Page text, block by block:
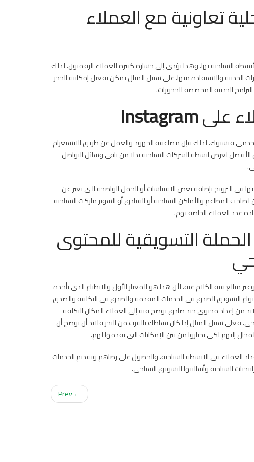
تعاونية مع العملاء
السياحية بها، وهذا يؤدي إلى خسارة كبيرة للعملاء الرقميون، لذلك
الحديثة والاستفادة منها، على سبيل المثال يمكن تفعيل إمكانية الحجز
الحديثة المخصصة للحجوزات.
علىInstagram
فيسبوك، لذلك فإن مضاعفة الجهود والعمل عن طريق الانستغرام
الأفضل لعرض انشطة الشركات السياحية بدلا من باقي وسائل التواصل
الترويج بإضافة بعض الاقتباسات أو الجمل الواضحة التي تعبر عن
المطاعم والأماكن السياحية أو الفنادق أو السوبر ماركت السياحيه
عدد العملاء الخاصة بهم.
الحملة التسويقية للمحتوى
فيه الكلام عنه، لأن هذا هو المعيار الأول والانطباع الذي تأخذه
التسويق الصدق في الخدمات المقدمة والصدق في التكلفة والصدق
إعداد محتوى جيد صادق توضح فيه إلى العملاء المكان التكلفة
فعلى سبيل المثال إذا كان نشاطك بالقرب من البحر فلابد أن توضح أن
إليهم لكي يختاروا من بين الإمكانات التي تقدمها لهم.
العملاء في الانشطة السياحية، والحصول على رضاهم وتقديم الخدمات
السياحية وأساليبها التسويق السياحي.
← Prev